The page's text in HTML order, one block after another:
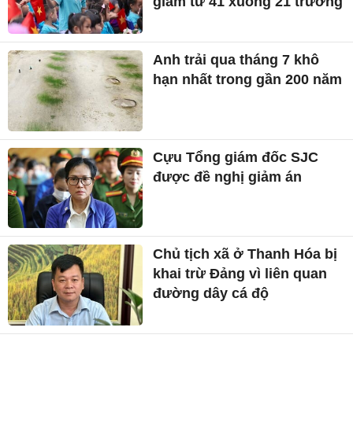
Anh trải qua tháng 7 khô
hạn nhất trong gần 200 năm
Cựu Tổng giám đốc SJC
được đề nghị giảm án
Chủ tịch xã ở Thanh Hóa bị
khai trừ Đảng vì liên quan
đường dây cá độ